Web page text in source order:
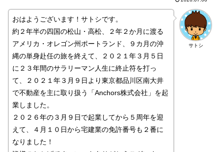
サトシ
おはようございます！サトシです。
約２年半の四国の松山・高松、２年２か月に渡る
アメリカ・オレゴン州ポートランド、９カ月の沖
縄の単身赴任の旅を終えて、２０２１年３月５日
に２３年間のサラリーマン人生に終止符を打っ
て、２０２１年３月９日より東京都品川区南大井
で不動産を主に取り扱う「Anchors株式会社」を起
業しました。
２０２６年の３月９日で起業してから５周年を迎
えて、４月１０日から宅建業の免許番号も２番に
なりました！